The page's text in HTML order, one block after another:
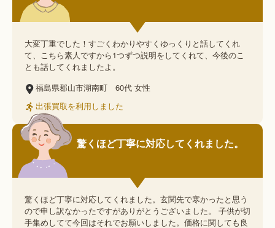
大変丁重でした！すごくわかりやすくゆっくりと話してくれ
て、こちら素人ですから1つずつ説明をしてくれて、今後のこ
とも話してくれましたよ。
福島県郡山市湖南町
60代 女性
出張買取を利用しました
驚くほど丁寧に対応してくれました。
驚くほど丁寧に対応してくれました。玄関先で寒かったと思う
ので申し訳なかったですがありがとうございました。 子供が切
手集めしてて今回はそれでお願いしました。価格に関しても良